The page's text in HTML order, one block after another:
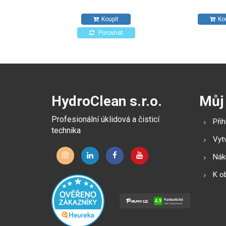
Koupit
Porovnat
HydroClean s.r.o.
Profesionální úklidová a čisticí
technika
K